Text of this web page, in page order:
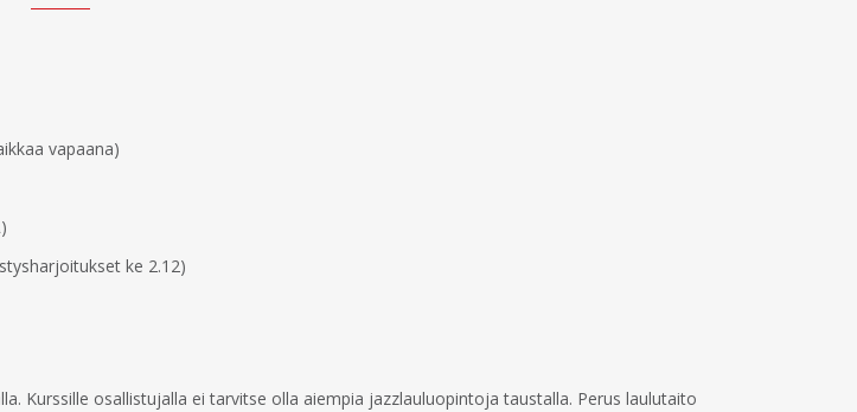
vapaana)
ke 2.12)
Kurssille osallistujalla ei tarvitse olla aiempia jazzlauluopintoja taustalla. Perus laulutaito